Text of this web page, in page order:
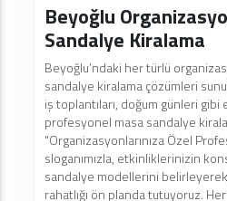
Beyoğlu
Sandalye Kiralama
Beyoğlu’ndaki her türlü
sandalye kiralama çözümleri
iş toplantıları, doğum günleri
profesyonel masa sandalye
"Organizasyonlarınıza Özel
sloganımızla, etkinliklerinizin
sandalye modellerini belirleyerek,
rahatlığı ön planda tutuyoruz.